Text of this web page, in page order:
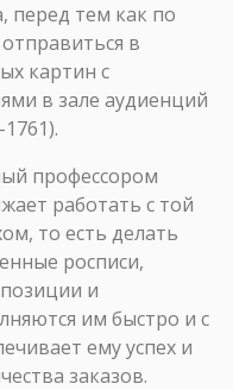
перед тем как по
в
картин с
в зале аудиенций
профессором
работать с той
то есть делать
росписи,
и
им быстро и с
ему успех и
заказов.